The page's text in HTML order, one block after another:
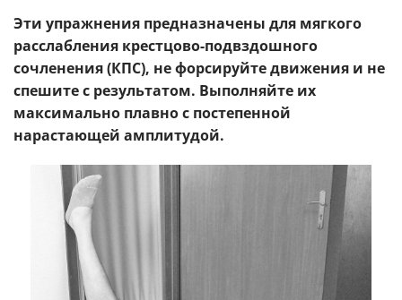
Эти упражнения предназначены для мягкого
расслабления крестцово-подвздошного
сочленения (КПС), не форсируйте движения и не
спешите с результатом. Выполняйте их
максимально плавно с постепенной
нарастающей амплитудой.